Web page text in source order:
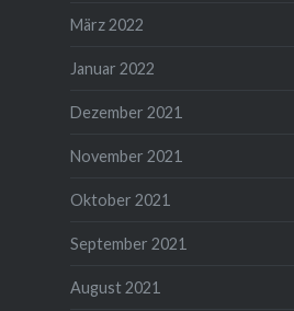
März 2022
Januar 2022
Dezember 2021
November 2021
Oktober 2021
September 2021
August 2021